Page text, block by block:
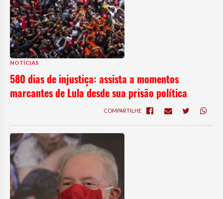
NOTÍCIAS
580 dias de injustiça: assista a momentos
marcantes de Lula desde sua prisão política
COMPARTILHE